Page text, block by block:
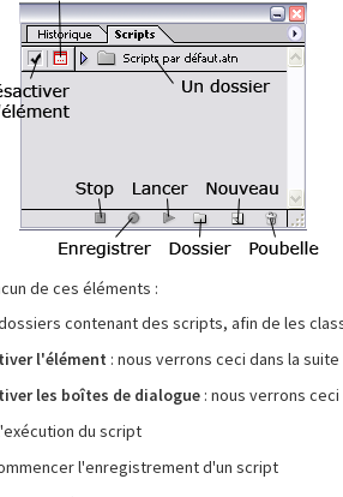
de ces éléments :
contenant des scripts, afin de les
l'élément : nous verrons ceci dans la
les boîtes de dialogue : nous verrons
du script
l'enregistrement d'un script